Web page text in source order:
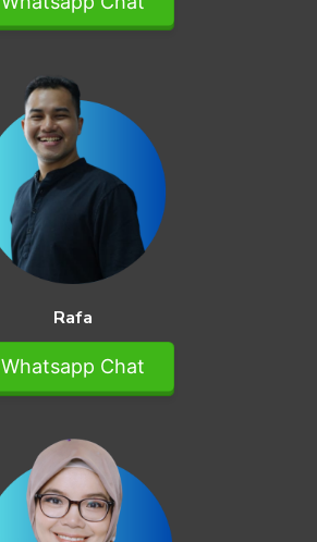
Rafa
Whatsapp Chat